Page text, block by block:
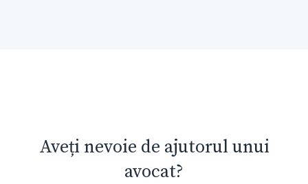
Aveți nevoie de ajutorul unui
avocat?